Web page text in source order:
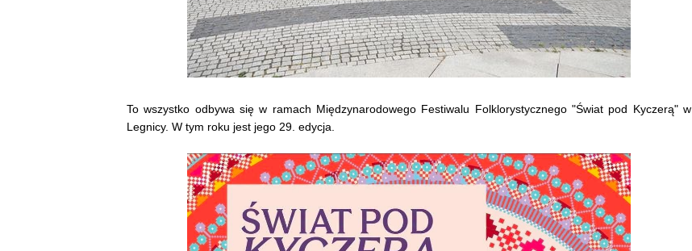
To wszystko odbywa się w ramach Międzynarodowego Festiwalu Folklorystycznego "Świat pod Kyczerą" w
Legnicy. W tym roku jest jego 29. edycja.